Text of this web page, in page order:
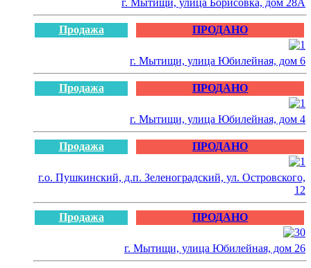
Продажа ПРОДАНО
г. Мытищи, улица Юбилейная, дом 6
Продажа ПРОДАНО
г. Мытищи, улица Юбилейная, дом 4
Продажа ПРОДАНО
г.о. Пушкинский, д.п. Зеленоградский, ул. Островского,
12
Продажа ПРОДАНО
г. Мытищи, улица Юбилейная, дом 26